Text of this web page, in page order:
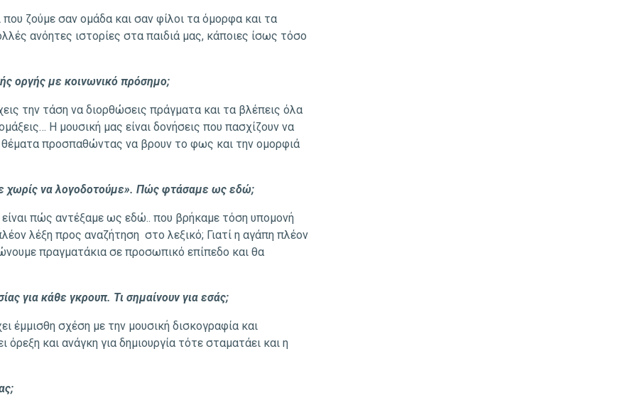
που ζούμε σαν ομάδα και σαν φίλοι τα όμορφα και τα
ανόητες ιστορίες στα παιδιά μας, κάποιες ίσως τόσο
οργής με κοινωνικό πρόσημο;
την τάση να διορθώσεις πράγματα και τα βλέπεις όλα
Η μουσική μας είναι δονήσεις που πασχίζουν να
θέματα προσπαθώντας να βρουν το φως και την ομορφιά
χωρίς να λογοδοτούμε». Πώς φτάσαμε ως εδώ;
πώς αντέξαμε ως εδώ.. που βρήκαμε τόση υπομονή
λέξη προς αναζήτηση στο λεξικό; Γιατί η αγάπη πλέον
πραγματάκια σε προσωπικό επίπεδο και θα
για κάθε γκρουπ. Τι σημαίνουν για εσάς;
έμμισθη σχέση με την μουσική δισκογραφία και
όρεξη και ανάγκη για δημιουργία τότε σταματάει και η